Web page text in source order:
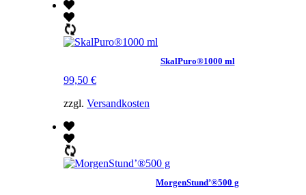
SkalPuro®1000 ml
99,50 €
zzgl. Versandkosten
MorgenStund’®500 g